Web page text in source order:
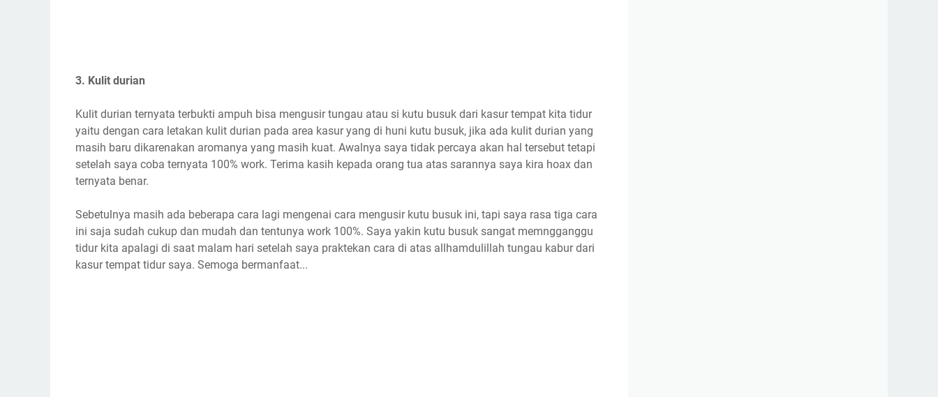
3. Kulit durian
Kulit durian ternyata terbukti ampuh bisa mengusir tungau atau si kutu busuk dari kasur tempat kita tidur
yaitu dengan cara letakan kulit durian pada area kasur yang di huni kutu busuk, jika ada kulit durian yang
masih baru dikarenakan aromanya yang masih kuat. Awalnya saya tidak percaya akan hal tersebut tetapi
setelah saya coba ternyata 100% work. Terima kasih kepada orang tua atas sarannya saya kira hoax dan
ternyata benar.
Sebetulnya masih ada beberapa cara lagi mengenai cara mengusir kutu busuk ini, tapi saya rasa tiga cara
ini saja sudah cukup dan mudah dan tentunya work 100%. Saya yakin kutu busuk sangat memngganggu
tidur kita apalagi di saat malam hari setelah saya praktekan cara di atas allhamdulillah tungau kabur dari
kasur tempat tidur saya. Semoga bermanfaat...